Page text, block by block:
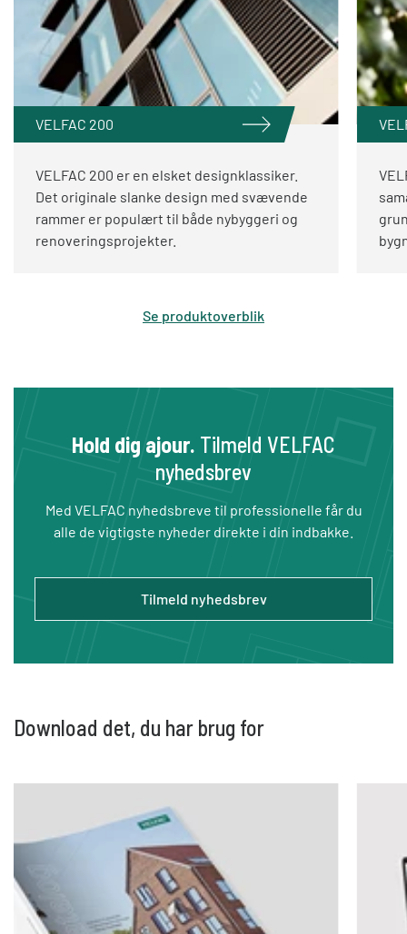
VELFAC 200
VELFAC 200 er en elsket designklassiker.
Det originale slanke design med svævende
rammer er populært til både nybyggeri og
renoveringsprojekter.
Se produktoverblik
Hold dig ajour. Tilmeld VELFAC
nyhedsbrev
Med VELFAC nyhedsbreve til professionelle får du
alle de vigtigste nyheder direkte i din indbakke.
Tilmeld nyhedsbrev
Download det, du har brug for